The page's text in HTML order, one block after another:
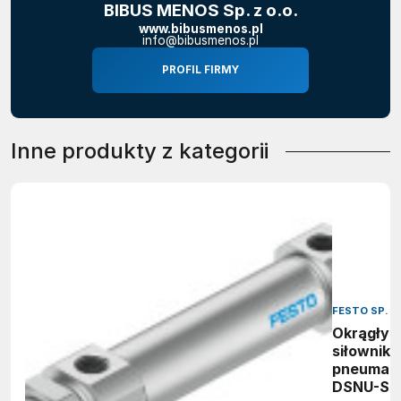
BIBUS MENOS Sp. z o.o.
www.bibusmenos.pl
info@bibusmenos.pl
PROFIL FIRMY
Inne produkty z kategorii
FESTO SP. Z
Okrągły
siłownik
DSNU-S